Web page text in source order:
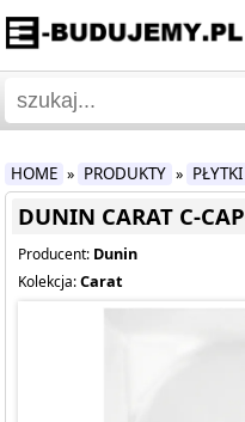
HOME » PRODUKTY » PŁYTKI
DUNIN CARAT C-
Producent: Dunin
Kolekcja:Carat